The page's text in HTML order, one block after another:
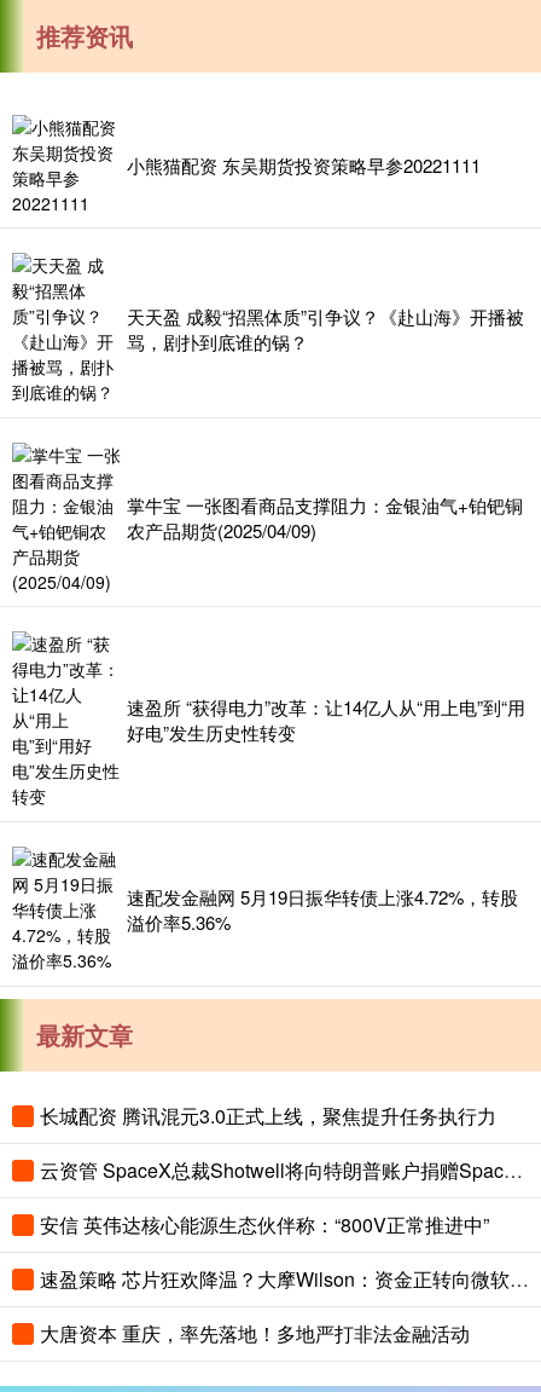
推荐资讯
小熊猫配资 东吴期货投资策略早参20221111
天天盈 成毅“招黑体质”引争议？《赴山海》开播被
骂，剧扑到底谁的锅？
掌牛宝 一张图看商品支撑阻力：金银油气+铂钯铜
农产品期货(2025/04/09)
速盈所 “获得电力”改革：让14亿人从“用上电”到“用
好电”发生历史性转变
速配发金融网 5月19日振华转债上涨4.72%，转股
溢价率5.36%
最新文章
长城配资 腾讯混元3.0正式上线，聚焦提升任务执行力
云资管 SpaceX总裁Shotwell将向特朗普账户捐赠SpaceX股票
安信 英伟达核心能源生态伙伴称：“800V正常推进中”
速盈策略 芯片狂欢降温？大摩Wilson：资金正转向微软、亚马逊等AI超算巨头
大唐资本 重庆，率先落地！多地严打非法金融活动